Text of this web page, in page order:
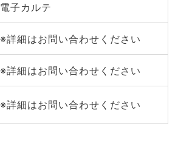
電子カルテ
※詳細はお問い合わせください
※詳細はお問い合わせください
※詳細はお問い合わせください